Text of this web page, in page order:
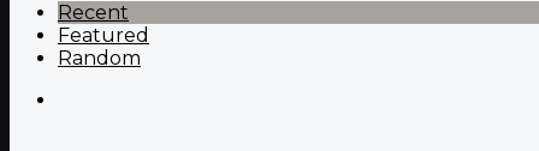
Recent
Featured
Random